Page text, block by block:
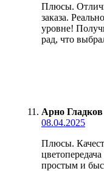
Плюсы.
заказа.
уровне!
рад, что
Арно Гладков
08.04.2025
Плюсы.
цветопередача
простым и